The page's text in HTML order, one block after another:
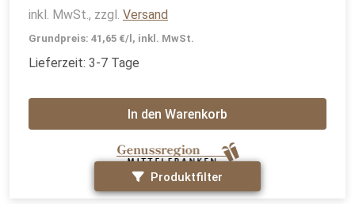
Produktfilter
inkl. MwSt., zzgl. Versand
Grundpreis: 41,65 €/l, inkl. MwSt.
Lieferzeit: 3-7 Tage
In den Warenkorb